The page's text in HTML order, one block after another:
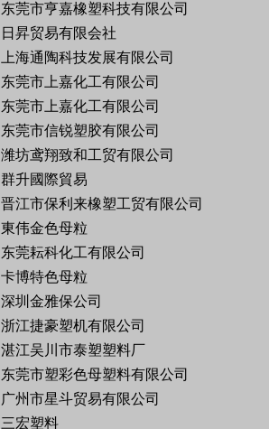
东莞市亨嘉橡塑科技有限公司
日昇贸易有限会社
上海通陶科技发展有限公司
东莞市上嘉化工有限公司
东莞市上嘉化工有限公司
东莞市信锐塑胶有限公司
潍坊鸢翔致和工贸有限公司
群升國際貿易
晋江市保利来橡塑工贸有限公司
東伟金色母粒
东莞耘科化工有限公司
卡博特色母粒
深圳金雅保公司
浙江捷豪塑机有限公司
湛江吴川市泰塑塑料厂
东莞市塑彩色母塑料有限公司
广州市星斗贸易有限公司
三宏塑料